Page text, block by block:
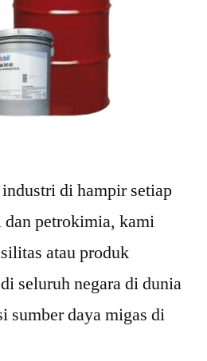
di hampir setiap
dan petrokimia, kami
atau produk
seluruh negara di dunia
sumber daya migas di